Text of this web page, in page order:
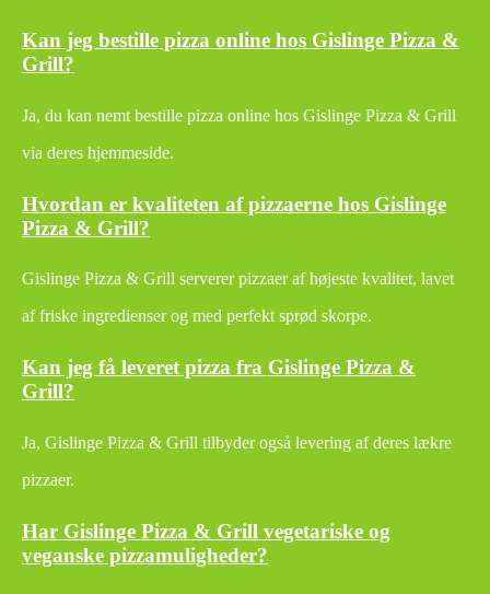
Kan jeg bestille pizza online hos Gislinge Pizza &
Grill?
Ja, du kan nemt bestille pizza online hos Gislinge Pizza & Grill
via deres hjemmeside.
Hvordan er kvaliteten af pizzaerne hos Gislinge
Pizza & Grill?
Gislinge Pizza & Grill serverer pizzaer af højeste kvalitet, lavet
af friske ingredienser og med perfekt sprød skorpe.
Kan jeg få leveret pizza fra Gislinge Pizza &
Grill?
Ja, Gislinge Pizza & Grill tilbyder også levering af deres lækre
pizzaer.
Har Gislinge Pizza & Grill vegetariske og
veganske pizzamuligheder?